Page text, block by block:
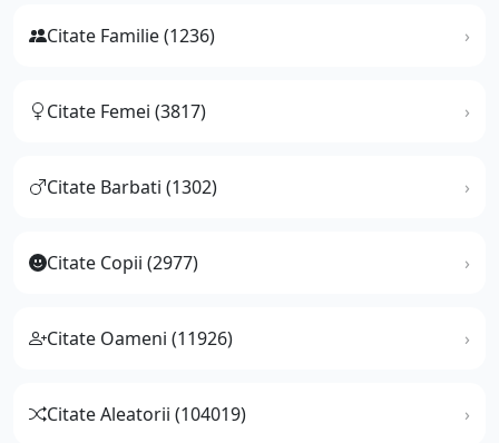
Citate Familie (1236)
Citate Femei (3817)
Citate Barbati (1302)
Citate Copii (2977)
Citate Oameni (11926)
Citate Aleatorii (104019)